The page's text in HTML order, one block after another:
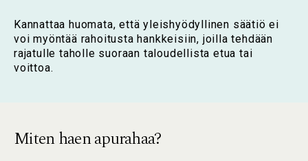
Kannattaa huomata, että yleishyödyllinen säätiö ei
voi myöntää rahoitusta hankkeisiin, joilla tehdään
rajatulle taholle suoraan taloudellista etua tai
voittoa.
Miten haen apurahaa?